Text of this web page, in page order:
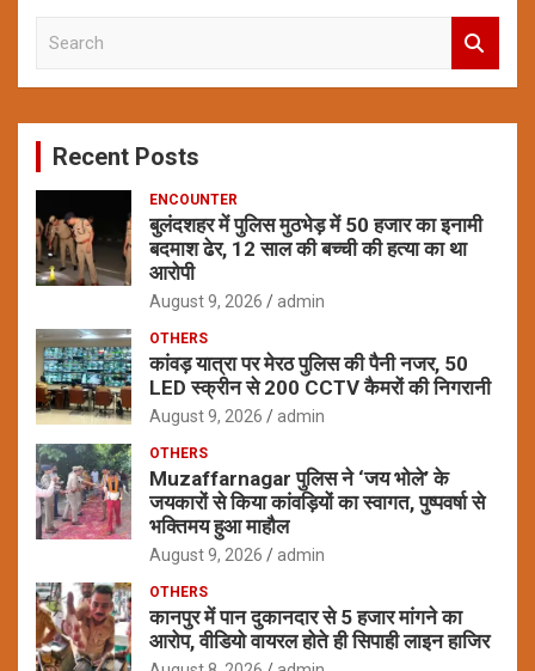
c
Recent Posts
ENCOUNTER
बुलंदशहर में पुलिस मुठभेड़ में 50 हजार का इनामी
बदमाश ढेर, 12 साल की बच्ची की हत्या का था
आरोपी
August 9, 2026 admin
OTHERS
कांवड़ यात्रा पर मेरठ पुलिस की पैनी नजर, 50
LED स्क्रीन से 200 CCTV कैमरों की निगरानी
August 9, 2026 admin
OTHERS
Muzaffarnagar पुलिस ने ‘जय भोले’ के
जयकारों से किया कांवड़ियों का स्वागत, पुष्पवर्षा से
भक्तिमय हुआ माहौल
August 9, 2026 admin
OTHERS
कानपुर में पान दुकानदार से 5 हजार मांगने का
आरोप, वीडियो वायरल होते ही सिपाही लाइन हाजिर